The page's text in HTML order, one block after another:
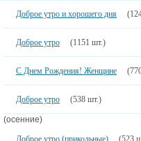
Доброе утро и хорошего дня
Доброе утро (1151 шт.)
С Днем Рождения! Женщине
Доброе утро (538 шт.)
(осенние)